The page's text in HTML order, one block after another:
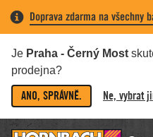
Doprava zdarma na všechny
Je Praha - Černý Most
prodejna?
ANO, SPRÁVNĚ. Ne, vybrat